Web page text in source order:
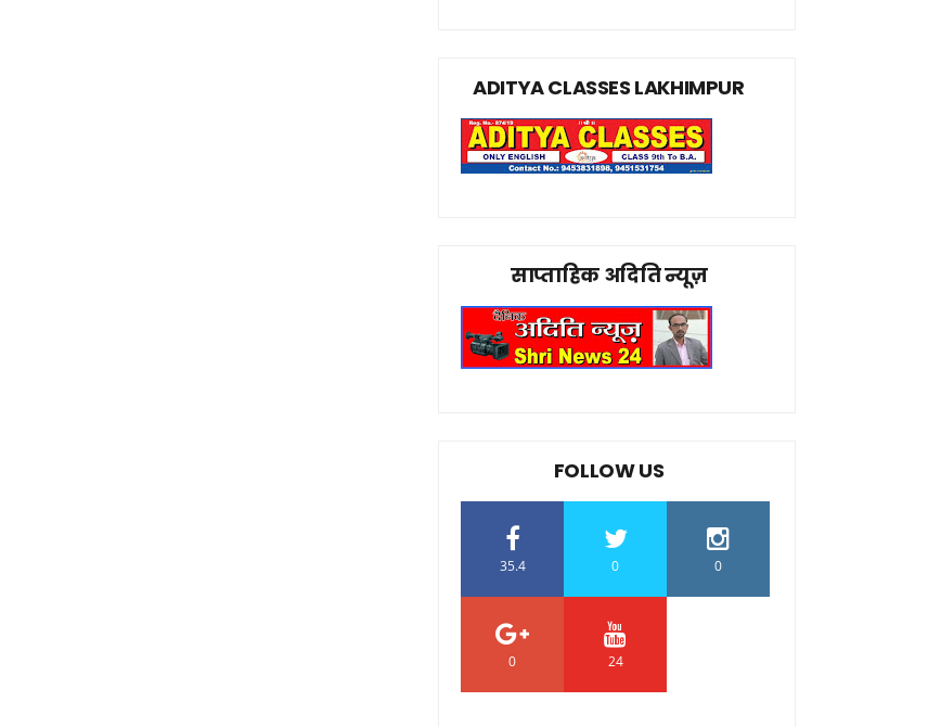
ADITYA CLASSES LAKHIMPUR
साप्ताहिक अदिति न्यूज़
FOLLOW US
35.4 0 0
0 24